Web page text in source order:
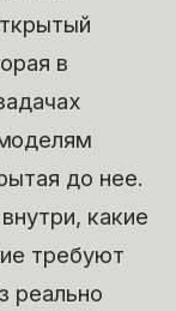
в
до нее.
какие
требуют
реально